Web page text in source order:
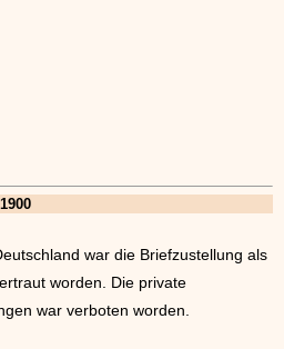
war die Briefzustellung als
worden. Die private
war verboten worden.